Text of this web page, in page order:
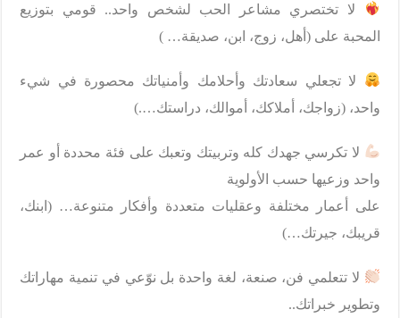
لا تختصري مشاعر الحب لشخص واحد.. قومي بتوزيع
المحبة على (أهل، زوج، ابن، صديقة… )
لا تجعلي سعادتك وأحلامك وأمنياتك محصورة في شيء
واحد، (زواجك، أملاكك، أموالك، دراستك….)
لا تكرسي جهدك كله وتربيتك وتعبك على فئة محددة أو عمر
واحد وزعيها حسب الأولوية
على أعمار مختلفة وعقليات متعددة وأفكار متنوعة… (ابنك،
قريبك، جيرتك…)
لا تتعلمي فن، صنعة، لغة واحدة بل نوّعي في تنمية مهاراتك
وتطوير خبراتك..